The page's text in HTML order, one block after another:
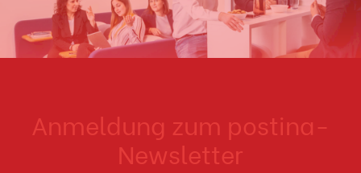
Anmeldung zum postina-
Newsletter